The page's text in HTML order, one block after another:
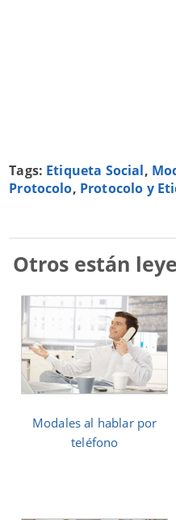
Tags: Etiqueta Social,
Protocolo, Protocolo y
Otros están
Modales al hablar por
teléfono